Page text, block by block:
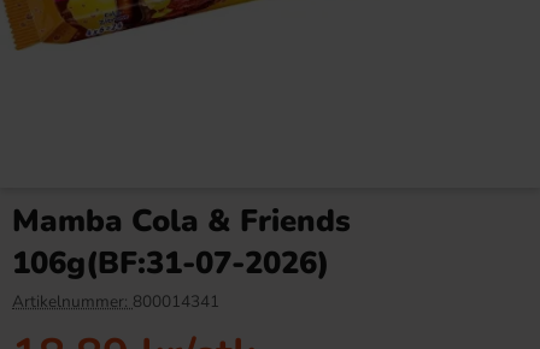
Köp
Mamba Cola & Friends
106g(BF:31-07-2026)
Artikelnummer: 800014341